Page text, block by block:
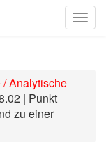
/ Analytische
| Punkt
zu einer